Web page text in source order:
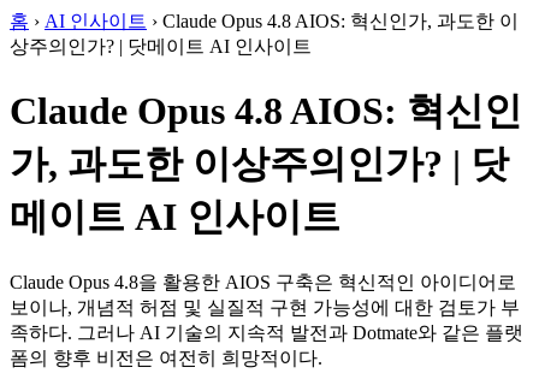
홈 › AI 인사이트 › Claude Opus 4.8 AIOS: 혁신인가, 과도한 이
상주의인가? | 닷메이트 AI 인사이트
Claude Opus 4.8 AIOS: 혁신인
가, 과도한 이상주의인가? | 닷
메이트 AI 인사이트
Claude Opus 4.8을 활용한 AIOS 구축은 혁신적인 아이디어로
보이나, 개념적 허점 및 실질적 구현 가능성에 대한 검토가 부
족하다. 그러나 AI 기술의 지속적 발전과 Dotmate와 같은 플랫
폼의 향후 비전은 여전히 희망적이다.